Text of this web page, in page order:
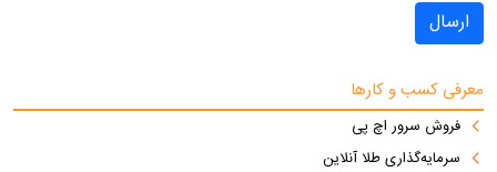
ارسال
معرفی کسب و کارها
فروش سرور اچ پی
سرمایه‌گذاری طلا آنلاین